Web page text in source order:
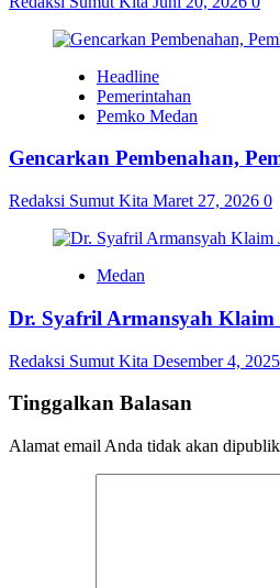
Headline
Pemerintahan
Pemko Medan
Gencarkan Pembenahan,
Redaksi Sumut Kita Maret 27, 2026 0
Medan
Dr. Syafril Armansyah
Redaksi Sumut Kita Desember 4, 2025
Tinggalkan Balasan
Alamat email Anda tidak akan